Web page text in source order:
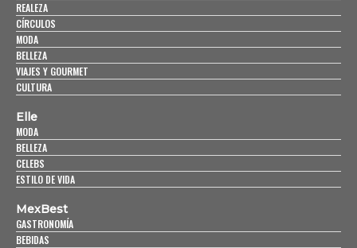
REALEZA
CÍRCULOS
MODA
BELLEZA
VIAJES Y GOURMET
CULTURA
Elle
MODA
BELLEZA
CELEBS
ESTILO DE VIDA
MexBest
GASTRONOMÍA
BEBIDAS